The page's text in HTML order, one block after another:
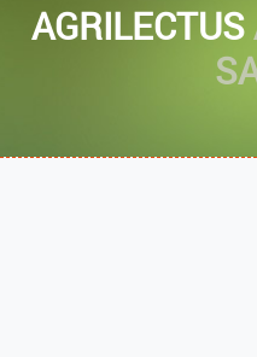
AGRILECTUS